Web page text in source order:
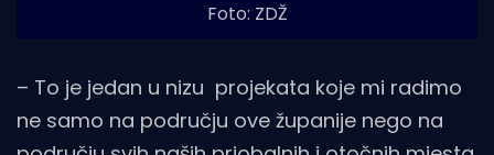
Foto: ZDŽ
– To je jedan u nizu projekata koje mi radimo
ne samo na području ove županije nego na